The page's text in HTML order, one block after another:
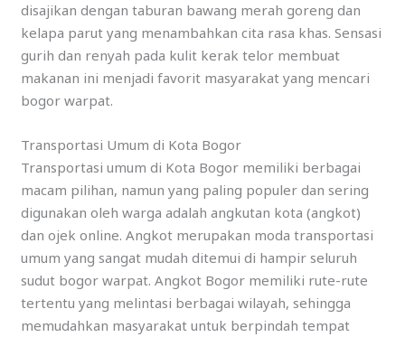
disajikan dengan taburan bawang merah goreng dan
kelapa parut yang menambahkan cita rasa khas. Sensasi
gurih dan renyah pada kulit kerak telor membuat
makanan ini menjadi favorit masyarakat yang mencari
bogor warpat.
Transportasi Umum di Kota Bogor
Transportasi umum di Kota Bogor memiliki berbagai
macam pilihan, namun yang paling populer dan sering
digunakan oleh warga adalah angkutan kota (angkot)
dan ojek online. Angkot merupakan moda transportasi
umum yang sangat mudah ditemui di hampir seluruh
sudut bogor warpat. Angkot Bogor memiliki rute-rute
tertentu yang melintasi berbagai wilayah, sehingga
memudahkan masyarakat untuk berpindah tempat